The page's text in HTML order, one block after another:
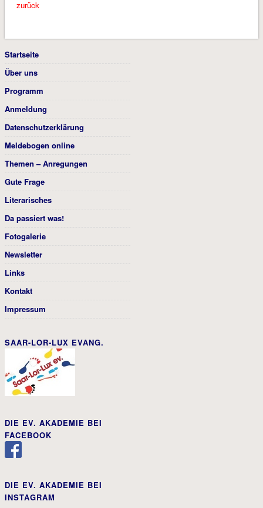
zurück
Startseite
Über uns
Programm
Anmeldung
Datenschutzerklärung
Meldebogen online
Themen – Anregungen
Gute Frage
Literarisches
Da passiert was!
Fotogalerie
Newsletter
Links
Kontakt
Impressum
SAAR-LOR-LUX EVANG.
DIE EV. AKADEMIE BEI
FACEBOOK
DIE EV. AKADEMIE BEI
INSTAGRAM